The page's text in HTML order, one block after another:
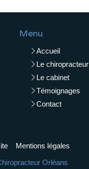
Menu
Accueil
Le chiropracteur
Le cabinet
Témoignages
Contact
Mentions légales
Orléans